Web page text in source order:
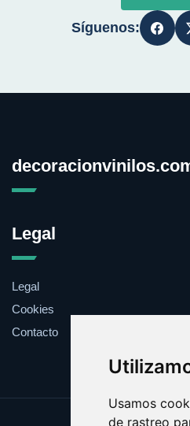
Usamos
de rastreo
Síguenos:
Legal
Legal
Cookies
Contacto